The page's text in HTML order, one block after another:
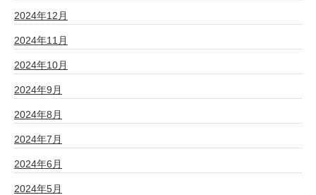
2024年12月
2024年11月
2024年10月
2024年9月
2024年8月
2024年7月
2024年6月
2024年5月